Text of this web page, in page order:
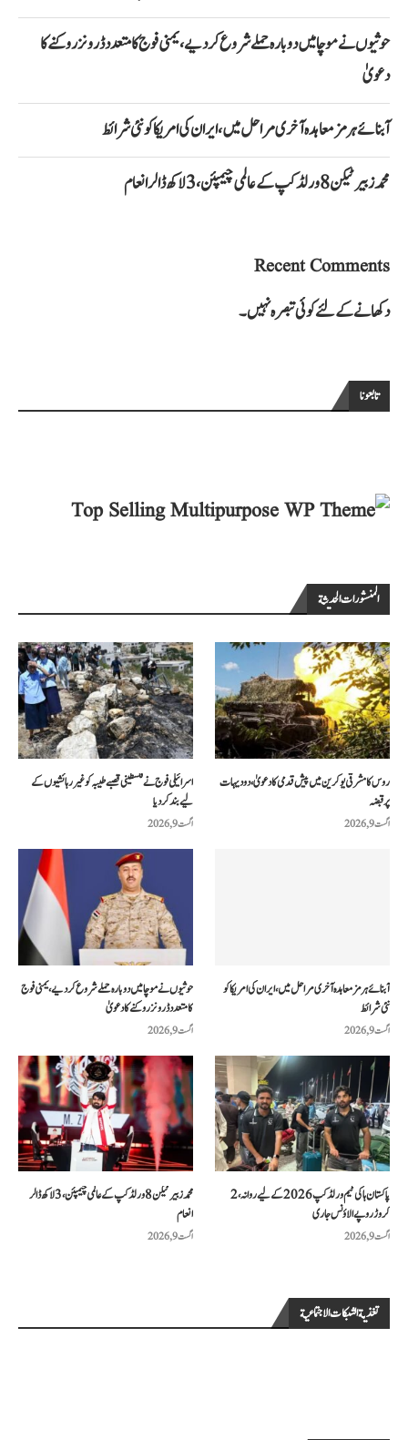
حوثیوں نے موچا میں دوبارہ حملے شروع کر دیے، یمنی فوج کا متعدد ڈرونز روکنے کا
دعویٰ
آبنائے ہرمز معاہدہ آخری مراحل میں، ایران کی امریکا کو نئی شرائط
محمد زبیر ٹیکن 8 ورلڈ کپ کے عالمی چیمپئن، 3 لاکھ ڈالر انعام
Recent Comments
دکھانے کے لئے کوئی تبصرہ نہیں۔
تابعونا
المنشورات الحديثة
اسرائیلی فوج نے فلسطینی قصبے طیبہ کو غیر رہائشیوں کے
لیے بند کر دیا
اگست 9, 2026
روس کا مشرقی یوکرین میں پیش قدمی کا دعویٰ، دو دیہات
پر قبضہ
اگست 9, 2026
حوثیوں نے موچا میں دوبارہ حملے شروع کر دیے، یمنی فوج
کا متعدد ڈرونز روکنے کا دعویٰ
اگست 9, 2026
آبنائے ہرمز معاہدہ آخری مراحل میں، ایران کی امریکا کو
نئی شرائط
اگست 9, 2026
محمد زبیر ٹیکن 8 ورلڈ کپ کے عالمی چیمپئن، 3 لاکھ ڈالر
انعام
اگست 9, 2026
پاکستان ہاکی ٹیم ورلڈ کپ 2026 کے لیے روانہ، 2
کروڑ روپے الاؤنس جاری
اگست 9, 2026
تغذية الشبكات الاجتماعية